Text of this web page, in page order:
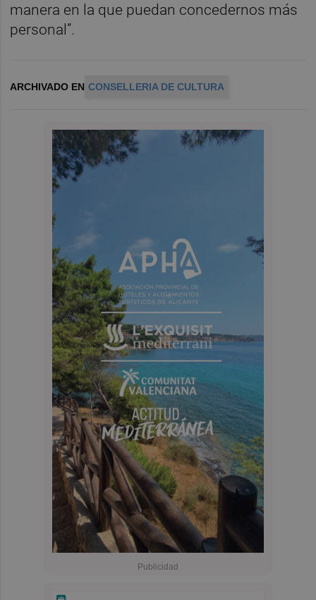
manera en la que puedan concedernos más
personal”.
ARCHIVADO EN CONSELLERIA DE CULTURA